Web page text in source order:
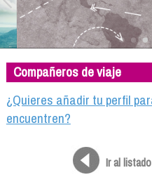
Blog
Viaja con nosotros
Camino solidario
Libros
Compañeros de viaje
Compañeros de viaje
¿Quieres añadir tu perfil
encuentren?
Ir al